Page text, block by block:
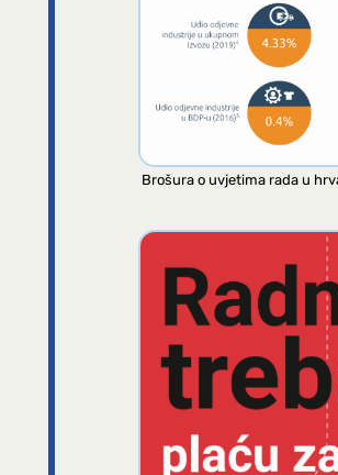
Brošura o uvjetima rada u